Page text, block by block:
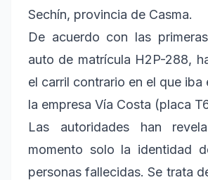
Sechín, provincia de Casma.
De acuerdo con las
auto de matrícula H2P-288,
el carril contrario en el que iba
la empresa Vía Costa (placa
Las autoridades han
momento solo la identidad
personas fallecidas. Se trata